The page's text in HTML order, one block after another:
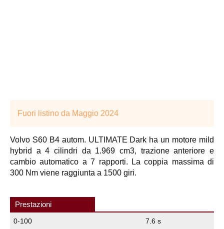
Fuori listino da Maggio 2024
Volvo S60 B4 autom. ULTIMATE Dark ha un motore mild
hybrid a 4 cilindri da 1.969 cm3, trazione anteriore e
cambio automatico a 7 rapporti. La coppia massima di
300 Nm viene raggiunta a 1500 giri.
Prestazioni
0-100 7.6 s